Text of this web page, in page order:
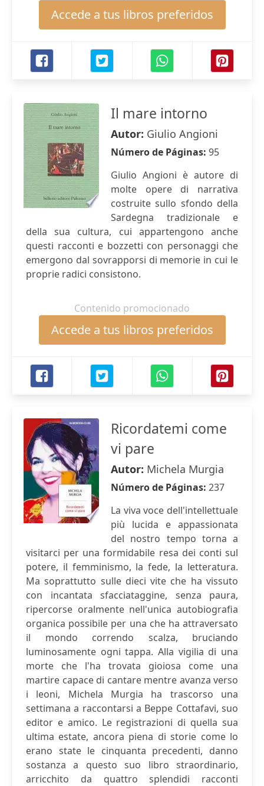
Accede a tus libros preferidos
Il mare intorno
Autor: Giulio Angioni
Número de Páginas: 95
Giulio Angioni è autore di
molte opere di narrativa
costruite sullo sfondo della
Sardegna tradizionale e
della sua cultura, cui appartengono anche
questi racconti e bozzetti con personaggi che
emergono dal sovrapporsi di memorie in cui le
proprie radici consistono.
Contenido promocionado
Accede a tus libros preferidos
Ricordatemi come
vi pare
Autor: Michela Murgia
Número de Páginas: 237
La viva voce dell'intellettuale
più lucida e appassionata
del nostro tempo torna a
visitarci per una formidabile resa dei conti sul
potere, il femminismo, la fede, la letteratura.
Ma soprattutto sulle dieci vite che ha vissuto
con incantata sfacciataggine, senza paura,
ripercorse oralmente nell'unica autobiografia
organica possibile per una che ha attraversato
il mondo correndo scalza, bruciando
luminosamente ogni tappa. Alla vigilia di una
morte che l'ha trovata gioiosa come una
martire capace di cantare mentre avanza verso
i leoni, Michela Murgia ha trascorso una
settimana a raccontarsi a Beppe Cottafavi, suo
editor e amico. Le registrazioni di quella sua
ultima estate, ancora piena di storie come lo
erano state le cinquanta precedenti, danno
sostanza a questo suo libro straordinario,
arricchito da quattro splendidi racconti